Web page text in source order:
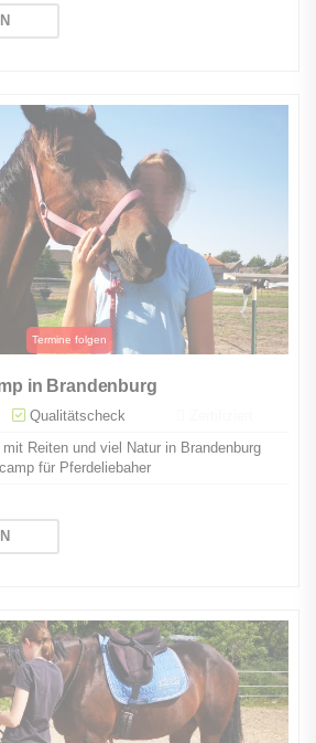
in Brandenburg
Qualitätscheck
Reiten und viel Natur in Brandenburg
für Pferdeliebaher